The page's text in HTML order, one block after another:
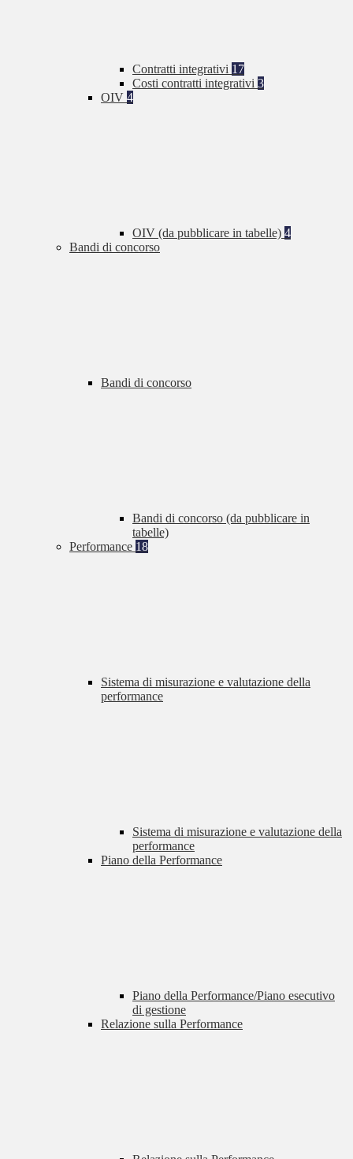
Contratti integrativi 17
Costi contratti integrativi 3
OIV 4
OIV (da pubblicare in tabelle) 4
Bandi di concorso
Bandi di concorso
Bandi di concorso (da pubblicare in
tabelle)
Performance 18
Sistema di misurazione e valutazione della
performance
Sistema di misurazione e valutazione della
performance
Piano della Performance
Piano della Performance/Piano esecutivo
di gestione
Relazione sulla Performance